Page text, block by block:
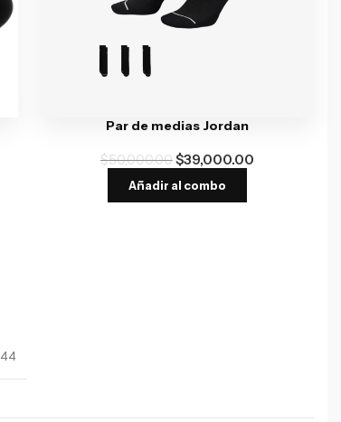
Par de medias Jordan
$50,000.00$39,000.00
Añadir al combo
44